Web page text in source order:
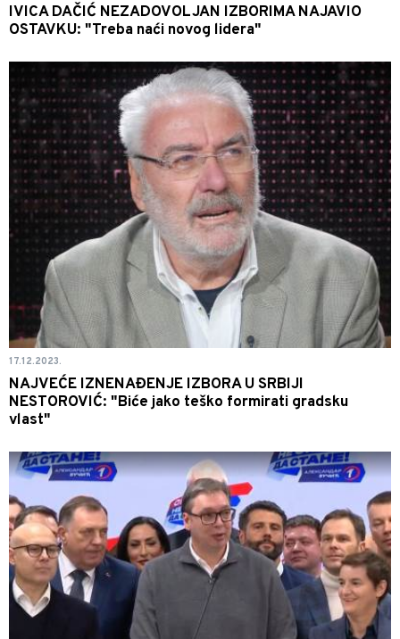
IVICA DAČIĆ NEZADOVOLJAN IZBORIMA NAJAVIO
OSTAVKU: "Treba naći novog lidera"
17.12.2023.
NAJVEĆE IZNENAĐENJE IZBORA U SRBIJI
NESTOROVIĆ: "Biće jako teško formirati gradsku
vlast"